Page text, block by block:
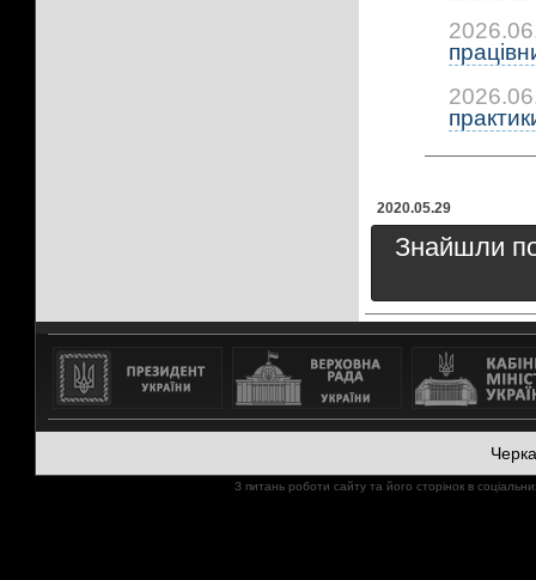
2020.05.29
Знайшли
З питань роботи сайту та його сторінок в